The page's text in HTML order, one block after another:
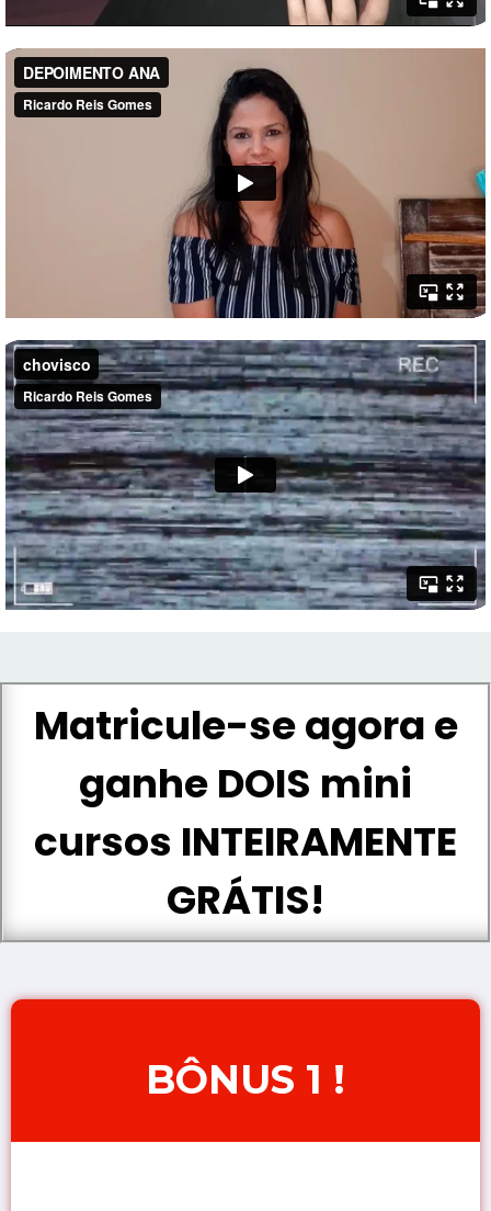
Matricule-se agora e
ganhe DOIS mini
cursos INTEIRAMENTE
GRÁTIS!
BÔNUS 1 !